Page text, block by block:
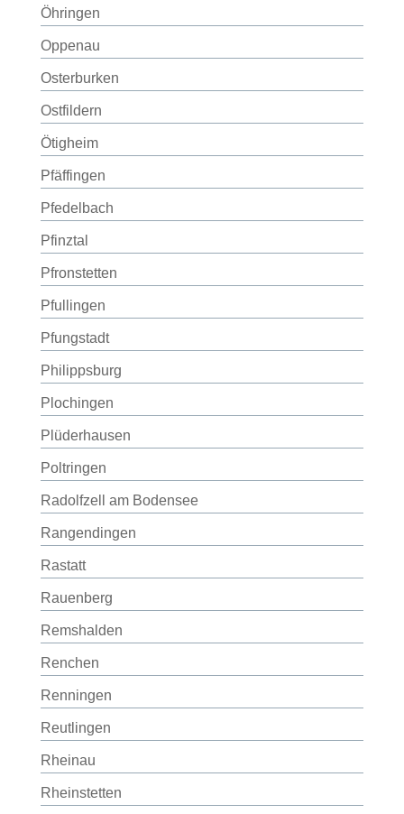
Öhringen
Oppenau
Osterburken
Ostfildern
Ötigheim
Pfäffingen
Pfedelbach
Pfinztal
Pfronstetten
Pfullingen
Pfungstadt
Philippsburg
Plochingen
Plüderhausen
Poltringen
Radolfzell am Bodensee
Rangendingen
Rastatt
Rauenberg
Remshalden
Renchen
Renningen
Reutlingen
Rheinau
Rheinstetten